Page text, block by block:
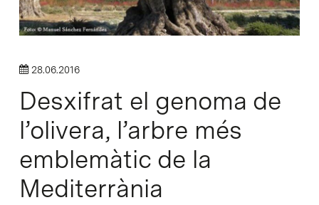
28.06.2016
Desxifrat el genoma de
l’olivera, l’arbre més
emblemàtic de la
Mediterrània